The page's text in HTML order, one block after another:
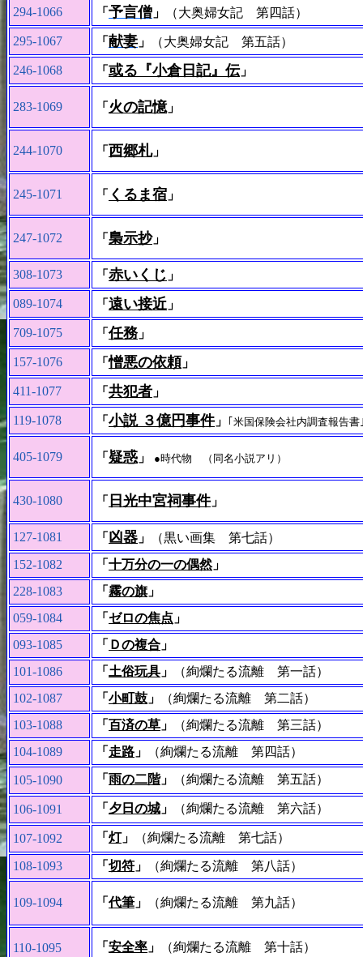
294-1066 「 予言僧 」 （大奥婦女記 第四話）
295-1067 「 献妻 」 （大奥婦女記 第五話）
246-1068 「 或る『小倉日記』伝」
283-1069 「 火の記憶」
244-1070 「 西郷札」
245-1071 「 くるま宿 」
247-1072 「 梟示抄」
308-1073 「 赤いくじ 」
089-1074 「 遠い接近 」
709-1075 「任務」
157-1076 「憎悪の依頼 」
411-1077 「 共犯者 」
119-1078 「 小説 ３億円事件」 ｢米国保険会社内調査報告書
405-1079 「 疑惑 」 ●時代物 （同名小説アリ）
430-1080 「 日光中宮祠事件」
127-1081 「 凶器 」
（黒い画集 第七話）
152-1082
「 十万分の一の偶然」
228-1083
「 霧の旗」
059-1084
「 ゼロの焦点 」
093-1085
「 Ｄの複合 」
101-1086
「 土俗玩具 」
（絢爛たる流離 第一話）
102-1087
「 小町鼓 」
（絢爛たる流離 第二話）
103-1088
「 百済の草 」
（絢爛たる流離 第三話）
104-1089
「 走路 」 （絢爛たる流離 第四話）
105-1090 「 雨の二階」 （絢爛たる流離 第五話）
106-1091 「 夕日の城 」 （絢爛たる流離 第六話）
107-1092 「 灯」 （絢爛たる流離 第七話）
108-1093 「 切符 」 （絢爛たる流離 第八話）
109-1094 「代筆 」 （絢爛たる流離 第九話）
110-1095 「 安全率 」 （絢爛たる流離 第十話）